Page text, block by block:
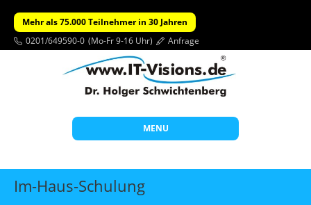
Mehr als 75.000 Teilnehmer in 30 Jahren
0201/649590-0 (Mo-Fr 9-16 Uhr) Anfrage
MENU
Start
Themen
Im-Haus-Schulung